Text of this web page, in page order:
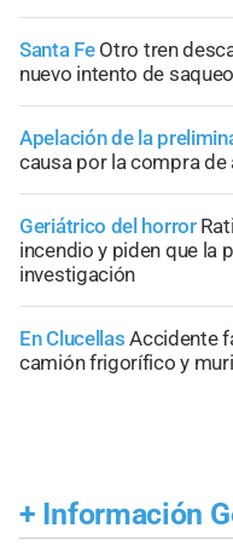
Santa Fe Otro tren
nuevo intento de saqueo
Apelación de la
causa por la compra de
Geriátrico del horror
incendio y piden que la
investigación
En Clucellas Accidente
camión frigorífico y
+ Información